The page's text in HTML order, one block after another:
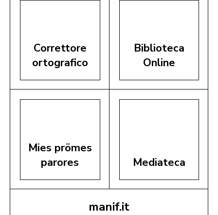
Correttore
ortografico
Biblioteca
Online
Mies prömes
parores
Mediateca
manif.it